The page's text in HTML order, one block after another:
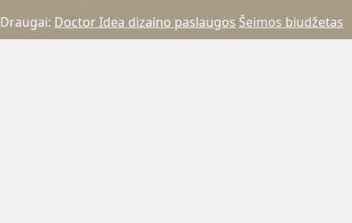
Draugai: Doctor Idea dizaino paslaugos Šeimos biudžetas